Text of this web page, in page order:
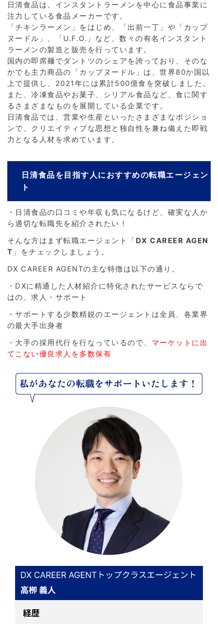
日清食品は、インスタントラーメンを中心に食品事業に
注力している食品メーカーです。
「チキンラーメン」をはじめ、「出前一丁」や「カップ
ヌードル」、「U.F.O.」など、数々の有名インスタント
ラーメンの製造と販売を行っています。
国内の即席麺でダントツのシェアを誇っており、そのな
かでも主力商品の「カップヌードル」は、世界80か国以
上で提供し、2021年には累計500億食を突破しました。
また、冷凍食品やお菓子、シリアル食品など、食に関す
るさまざまなものを展開している企業です。
日清食品では、営業や生産といったさまざまなポジショ
ンで、クリエイティブな思想と独自性を兼ね備えた即戦
力となる人材を求めています。
日清食品を目指す人におすすめの転職エージェン
ト
・日清食品の口コミや年収も気になるけど、確実な人か
ら適切な転職先を紹介されたい！
そんな方はまず転職エージェント「 DX CAREER AGEN
T 」をチェックしましょう。
DX CAREER AGENTの主な特徴は以下の通り。
・DXに精通した人材紹介に特化されたサービスならで
はの、求人・サポート
・サポートする少数精鋭のエージェントは全員、各業界
の最大手出身者
・大手の採用代行を行なっているので、 マーケットに出
てこない優良求人を多数保有